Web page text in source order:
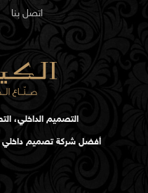
اتصل بنا
التصميم الداخلي،
أفضل شركة تصميم داخلي